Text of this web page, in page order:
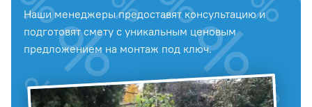
Наши менеджеры предоставят консультацию и
подготовят смету с уникальным ценовым
предложением на монтаж под ключ.